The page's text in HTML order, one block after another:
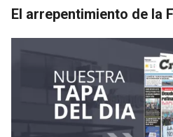
El arrepentimiento de la